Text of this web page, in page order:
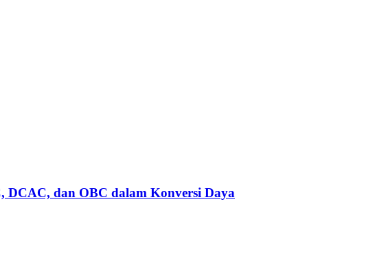
DCAC, dan OBC dalam Konversi Daya